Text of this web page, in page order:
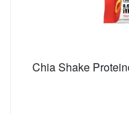
Chia Shake